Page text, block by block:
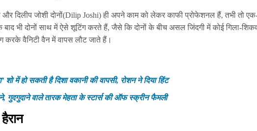
दिलीप जोशी दोनों(Dilip Joshi) ही अपने काम को लेकर काफी प्रोफेशनल हैं, तभी तो
बाद भी दोनों साथ में ऐसे शूटिंग करते हैं, जैसे कि दोनों के बीच असल जिंदगी में कोई गिला-
करके वैनिटी वैन में वापस लौट जाते हैं।
शो में हो सकती है दिशा वकानी की वापसी, रोशन ने दिया हिंट
गुदगुदाने वाले तारक मेहता के स्टार्स की ऑफ स्क्रीन फैमली